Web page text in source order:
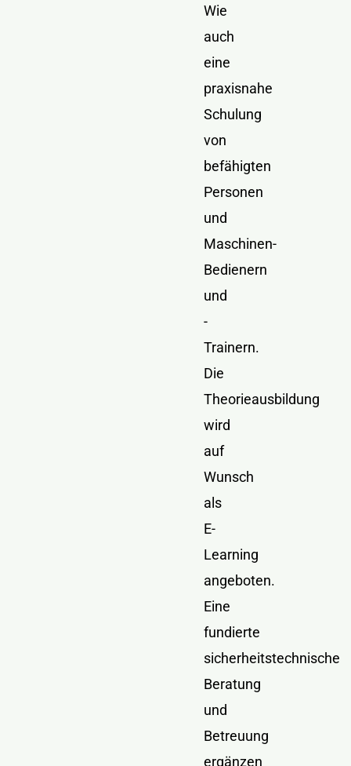
Wie
auch
eine
praxisnahe
Schulung
von
befähigten
Personen
und
Maschinen-
Bedienern
und
-
Trainern.
Die
Theorieausbildung
wird
auf
Wunsch
als
E-
Learning
angeboten.
Eine
fundierte
sicherheitstechnische
Beratung
und
Betreuung
ergänzen